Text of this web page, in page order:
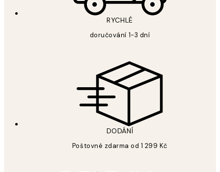
RYCHLÉ
doručování 1-3 dní
DODÁNÍ
Poštovné zdarma od 1 299 Kč